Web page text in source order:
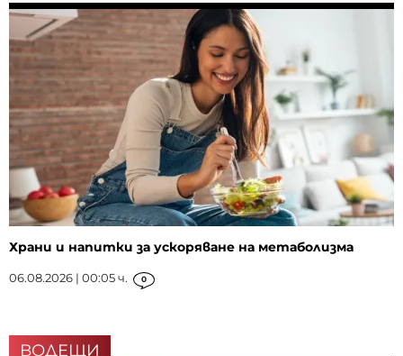
Храни и напитки за ускоряване на метаболизма
06.08.2026 | 00:05 ч. 0
ВОДЕЩИ